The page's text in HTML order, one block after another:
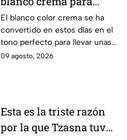
lucir en verano y darle
a tus manos un toque
sofisticado, elegante y
luminoso
El blanco color crema se ha
convertido en estos días en el
tono perfecto para llevar unas
manos impecables, delicadas y
09 agosto, 2026
Esta es la triste razón
por la que Tzasna tuvo